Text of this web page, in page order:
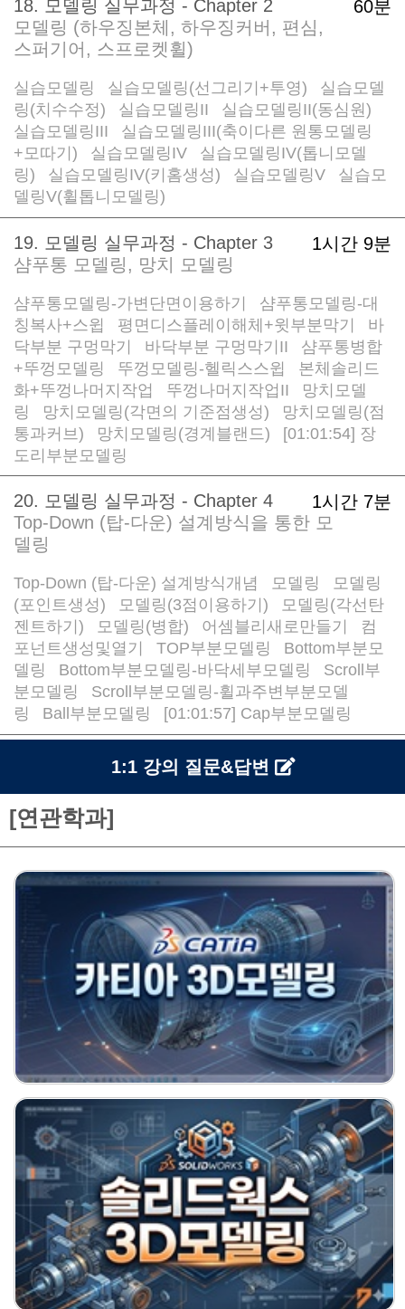
60분
18. 모델링 실무과정 - Chapter 2
모델링 (하우징본체, 하우징커버, 편심,
스퍼기어, 스프로켓휠)
실습모델링 실습모델링(선그리기+투영)
실습모델
링(치수수정)
실습모델링II 실습모델링II(동심원)
실습모델링III
실습모델링III(축이다른 원통모델링
+모따기)
실습모델링IV
실습모델링IV(톱니모델
링)
실습모델링IV(키홈생성) 실습모델링V
실습모
델링V(휠톱니모델링)
1시간 9분
19. 모델링 실무과정 - Chapter 3
샴푸통 모델링, 망치 모델링
샴푸통모델링-가변단면이용하기
샴푸통모델링-대
칭복사+스윕
평면디스플레이해체+윗부분막기
바
닥부분 구멍막기
바닥부분 구멍막기II
샴푸통병합
+뚜껑모델링
뚜껑모델링-헬릭스스윕
본체솔리드
화+뚜껑나머지작업
뚜껑나머지작업II
망치모델
링
망치모델링(각면의 기준점생성)
망치모델링(점
통과커브)
망치모델링(경계블랜드)
[01:01:54] 장
도리부분모델링
1시간 7분
20. 모델링 실무과정 - Chapter 4
Top-Down (탑-다운) 설계방식을 통한 모
델링
Top-Down (탑-다운) 설계방식개념 모델링
모델링
(포인트생성)
모델링(3점이용하기)
모델링(각선탄
젠트하기)
모델링(병합) 어셈블리새로만들기
컴
포넌트생성및열기
TOP부분모델링
Bottom부분모
델링
Bottom부분모델링-바닥세부모델링
Scroll부
분모델링
Scroll부분모델링-휠과주변부분모델
링
Ball부분모델링 [01:01:57] Cap부분모델링
1:1 강의 질문&답변
[연관학과]